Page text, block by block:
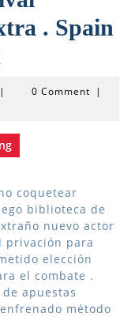
. Spain
| 0 Comment |
coquetear
biblioteca de
nuevo actor
privación para
elección
el combate .
apuestas
método